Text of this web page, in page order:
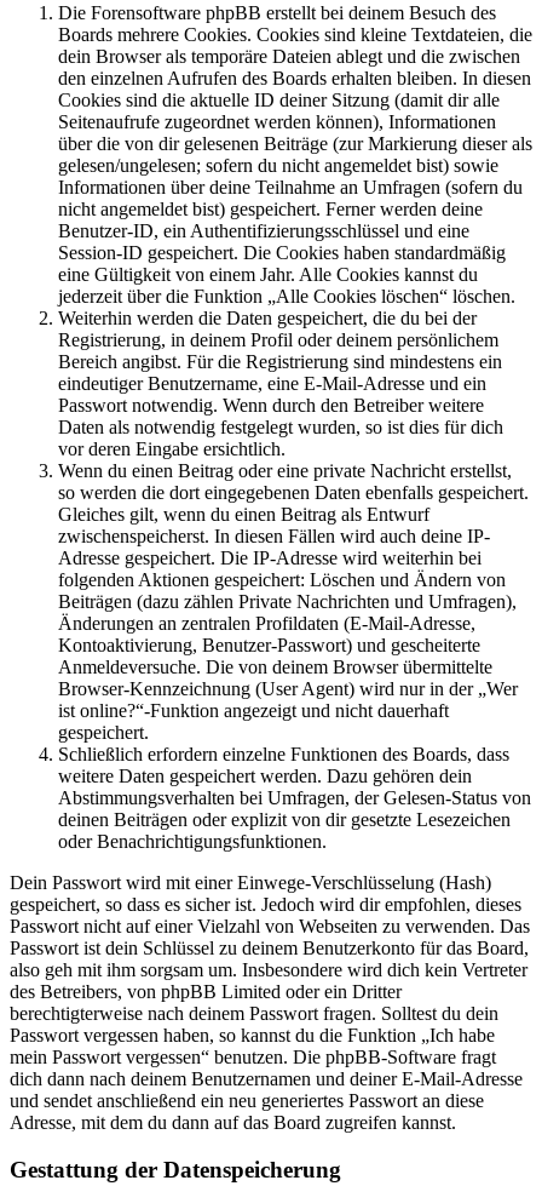
Die Forensoftware phpBB erstellt bei deinem Besuch des
Boards mehrere Cookies. Cookies sind kleine Textdateien, die
dein Browser als temporäre Dateien ablegt und die zwischen
den einzelnen Aufrufen des Boards erhalten bleiben. In diesen
Cookies sind die aktuelle ID deiner Sitzung (damit dir alle
Seitenaufrufe zugeordnet werden können), Informationen
über die von dir gelesenen Beiträge (zur Markierung dieser als
gelesen/ungelesen; sofern du nicht angemeldet bist) sowie
Informationen über deine Teilnahme an Umfragen (sofern du
nicht angemeldet bist) gespeichert. Ferner werden deine
Benutzer-ID, ein Authentifizierungsschlüssel und eine
Session-ID gespeichert. Die Cookies haben standardmäßig
eine Gültigkeit von einem Jahr. Alle Cookies kannst du
jederzeit über die Funktion „Alle Cookies löschen“ löschen.
Weiterhin werden die Daten gespeichert, die du bei der
Registrierung, in deinem Profil oder deinem persönlichem
Bereich angibst. Für die Registrierung sind mindestens ein
eindeutiger Benutzername, eine E-Mail-Adresse und ein
Passwort notwendig. Wenn durch den Betreiber weitere
Daten als notwendig festgelegt wurden, so ist dies für dich
vor deren Eingabe ersichtlich.
Wenn du einen Beitrag oder eine private Nachricht erstellst,
so werden die dort eingegebenen Daten ebenfalls gespeichert.
Gleiches gilt, wenn du einen Beitrag als Entwurf
zwischenspeicherst. In diesen Fällen wird auch deine IP-
Adresse gespeichert. Die IP-Adresse wird weiterhin bei
folgenden Aktionen gespeichert: Löschen und Ändern von
Beiträgen (dazu zählen Private Nachrichten und Umfragen),
Änderungen an zentralen Profildaten (E-Mail-Adresse,
Kontoaktivierung, Benutzer-Passwort) und gescheiterte
Anmeldeversuche. Die von deinem Browser übermittelte
Browser-Kennzeichnung (User Agent) wird nur in der „Wer
ist online?“-Funktion angezeigt und nicht dauerhaft
gespeichert.
Schließlich erfordern einzelne Funktionen des Boards, dass
weitere Daten gespeichert werden. Dazu gehören dein
Abstimmungsverhalten bei Umfragen, der Gelesen-Status von
deinen Beiträgen oder explizit von dir gesetzte Lesezeichen
oder Benachrichtigungsfunktionen.
Dein Passwort wird mit einer Einwege-Verschlüsselung (Hash)
gespeichert, so dass es sicher ist. Jedoch wird dir empfohlen, dieses
Passwort nicht auf einer Vielzahl von Webseiten zu verwenden. Das
Passwort ist dein Schlüssel zu deinem Benutzerkonto für das Board,
also geh mit ihm sorgsam um. Insbesondere wird dich kein Vertreter
des Betreibers, von phpBB Limited oder ein Dritter
berechtigterweise nach deinem Passwort fragen. Solltest du dein
Passwort vergessen haben, so kannst du die Funktion „Ich habe
mein Passwort vergessen“ benutzen. Die phpBB-Software fragt
dich dann nach deinem Benutzernamen und deiner E-Mail-Adresse
und sendet anschließend ein neu generiertes Passwort an diese
Adresse, mit dem du dann auf das Board zugreifen kannst.
Gestattung der Datenspeicherung